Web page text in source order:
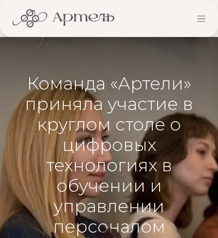
Команда «Артели»
приняла участие в
круглом столе о
цифровых
технологиях в
обучении и
управлении
персоналом